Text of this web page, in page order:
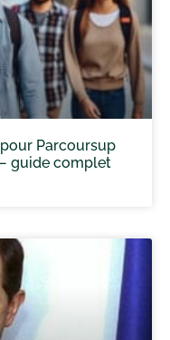
Parcoursup
guide complet